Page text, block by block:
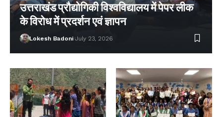
उत्तराखंड प्रौद्योगिकी विश्वविद्यालय में पेपर लीक
के विरोध में प्रदर्शन एवं ज्ञापन
Lokesh Badoni July 23, 2026